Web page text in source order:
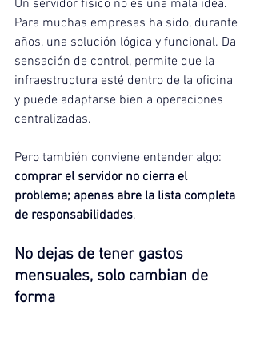
Un servidor físico no es una mala idea.
Para muchas empresas ha sido, durante
años, una solución lógica y funcional. Da
sensación de control, permite que la
infraestructura esté dentro de la oficina
y puede adaptarse bien a operaciones
centralizadas.
Pero también conviene entender algo:
comprar el servidor no cierra el
problema; apenas abre la lista completa
de responsabilidades.
No dejas de tener gastos
mensuales, solo cambian de
forma